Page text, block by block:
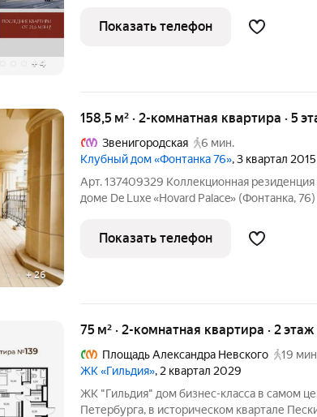
+ 4
Восстания» и Московский вокзал. До
полчаса на авто.
Показать телефон
+26
158,5 м² · 2-комнатная квартира · 5
Звенигородская
6 мин.
Клубный дом «Фонтанка 76», 3 квартал 2015
Арт. 137409329 Коллекционная
доме De Luxe «Hovard Palace» (Фонтанка,
включено. Терраса + балкон 2
Предлагается к
Показать телефон
75 м² · 2-комнатная квартира · 2
Площадь Александра Невского
19
ЖК «Гильдия», 2 квартал 2029
ЖК "Гильдия" дом бизнес-класса в самом центре Санкт-
Петербурга, в историческом квартале